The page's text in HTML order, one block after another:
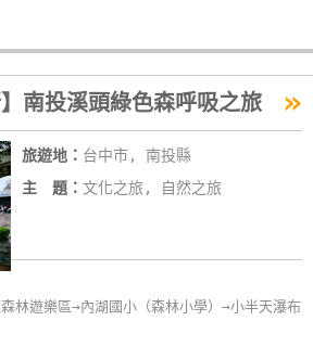
】南投溪頭綠色森呼吸之旅 »
旅遊地： 台中市, 南投縣
主 題： 文化之旅, 自然之旅
林遊樂區→內湖國小（森林小學）→小半天瀑布